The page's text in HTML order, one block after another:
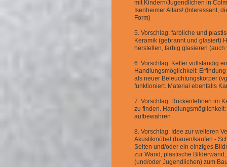
mit Kindern/Jugendlichen in
Isenheimer Altars! (Interessant,
Form)
5. Vorschlag: farbliche und
Keramik (gebrannt und glasiert)
herstellen, farbig glasieren
6. Vorschlag: Keller vollständig
Handlungsmöglichkeit:
als neuer Beleuchtungskörper
funktioniert. Material ebenfalls
7. Vorschlag: Rückenlehnen im
zu finden.
aufbewahren
8. Vorschlag: Idee zur weiteren
Akustikmöbel (bauen/kaufen -
Seiten und/oder ein einziges
zur Wand; plastische
(und/oder Jugendlichen) zum